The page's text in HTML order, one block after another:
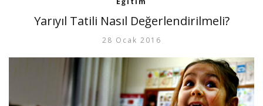
Yarıyıl Tatili Nasıl Değerlendirilmeli?
28 Ocak 2016